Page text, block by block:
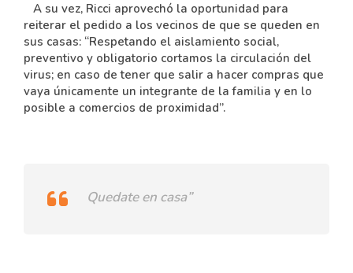
A su vez, Ricci aprovechó la oportunidad para
reiterar el pedido a los vecinos de que se queden en
sus casas: “Respetando el aislamiento social,
preventivo y obligatorio cortamos la circulación del
virus; en caso de tener que salir a hacer compras que
vaya únicamente un integrante de la familia y en lo
posible a comercios de proximidad”.
Quedate en casa”